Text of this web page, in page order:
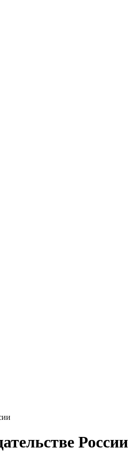
России